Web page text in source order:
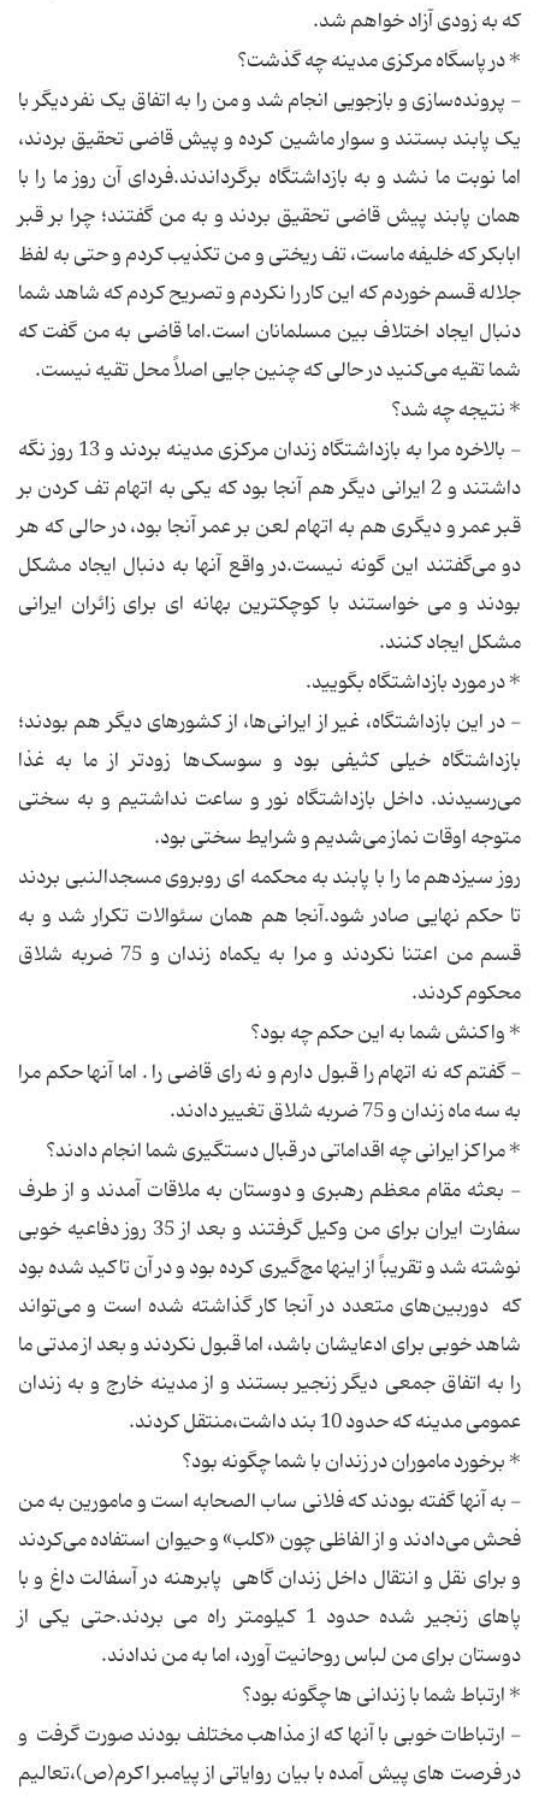
که به زودی آزاد خواهم شد.
* در پاسگاه مرکزی مدینه چه گذشت؟
- پرونده‌سازی و بازجویی انجام شد و من را به اتفاق یک نفر دیگر با
یک پابند بستند و سوار ماشین کرده و پیش قاضی تحقیق بردند،
اما نوبت ما نشد و به بازداشتگاه برگرداندند.فردای آن روز ما را با
همان پابند پیش قاضی تحقیق بردند و به من گفتند؛ چرا بر قبر
ابابکر که خلیفه ماست، تف ریختی و من تکذیب کردم و حتی به لفظ
جلاله قسم خوردم که این کار را نکردم و تصریح کردم که شاهد شما
دنبال ایجاد اختلاف بین مسلمانان است.اما قاضی به من گفت که
شما تقیه می‌کنید در حالی که چنین جایی اصلاً محل تقیه نیست.
* نتیجه چه شد؟
- بالاخره مرا به بازداشتگاه زندان مرکزی مدینه بردند و 13 روز نگه
داشتند و 2 ایرانی دیگر هم آنجا بود که یکی به اتهام تف کردن بر
قبر عمر و دیگری هم به اتهام لعن بر عمر آنجا بود، در حالی که هر
دو می‌گفتند این گونه نیست.در واقع آنها به دنبال ایجاد مشکل
بودند و می خواستند با کوچکترین بهانه ای برای زائران ایرانی
مشکل ایجاد کنند.
* در مورد بازداشتگاه بگویید.
- در این بازداشتگاه، غیر از ایرانی‌ها، از کشورهای دیگر هم بودند؛
بازداشتگاه خیلی کثیفی بود و سوسک‌ها زودتر از ما به غذا
می‌رسیدند. داخل بازداشتگاه نور و ساعت نداشتیم و به سختی
متوجه اوقات نماز می‌شدیم و شرایط سختی بود.
روز سیزدهم ما را با پابند به محکمه ای روبروی مسجدالنبی بردند
تا حکم نهایی صادر شود.آنجا هم همان سئوالات تکرار شد و به
قسم من اعتنا نکردند و مرا به یکماه زندان و 75 ضربه شلاق
محکوم کردند.
* واکنش شما به این حکم چه بود؟
- گفتم که نه اتهام را قبول دارم و نه رای قاضی را . اما آنها حکم مرا
به سه ماه زندان و 75 ضربه شلاق تغییر دادند.
* مراکز ایرانی چه اقداماتی در قبال دستگیری شما انجام دادند؟
- بعثه مقام معظم رهبری و دوستان به ملاقات آمدند و از طرف
سفارت ایران برای من وکیل گرفتند و بعد از 35 روز دفاعیه خوبی
نوشته شد و تقریباً از اینها مچ‌گیری کرده بود و در آن تاکید شده بود
که دوربین‌های متعدد در آنجا کار گذاشته شده است و می‌تواند
شاهد خوبی برای ادعایشان باشد، اما قبول نکردند و بعد از مدتی ما
را به اتفاق جمعی دیگر زنجیر بستند و از مدینه خارج و به زندان
عمومی مدینه که حدود 10 بند داشت،منتقل کردند.
* برخورد ماموران در زندان با شما چگونه بود؟
- به آنها گفته بودند که فلانی ساب الصحابه است و مامورین به من
فحش می‌دادند و از الفاظی چون «کلب» و حیوان استفاده می‌کردند
و برای نقل و انتقال داخل زندان گاهی پابرهنه در آسفالت داغ و با
پاهای زنجیر شده حدود 1 کیلومتر راه می بردند.حتی یکی از
دوستان برای من لباس روحانیت آورد، اما به من ندادند.
* ارتباط شما با زندانی ها چگونه بود؟
- ارتباطات خوبی با آنها که از مذاهب مختلف بودند صورت گرفت و
در فرصت های پیش آمده با بیان روایاتی از پیامبر اکرم(ص)،تعالیم